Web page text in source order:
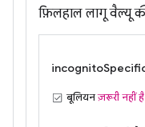
फ़िलहाल लागू वैल्यू
बूलियनज़रूरी नहीं है